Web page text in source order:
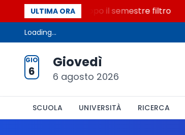
ULTIMA ORA
posti vacanti dopo il semestre filtro
Loading...
GIO
6
Giovedì
6 agosto 2026
SCUOLA UNIVERSITÀ RICERCA